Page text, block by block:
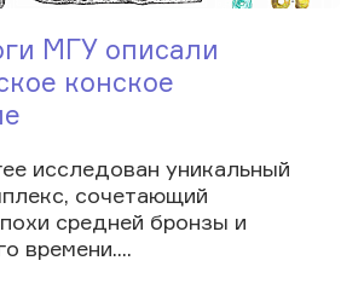
МГУ описали
конское
исследован уникальный
сочетающий
средней бронзы и
времени....